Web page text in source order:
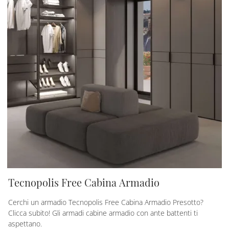
Tecnopolis Free Cabina Armadio
Cerchi un armadio Tecnopolis Free Cabina Armadio Presotto?
Clicca subito! Gli armadi cabine armadio con ante battenti ti
aspettano.